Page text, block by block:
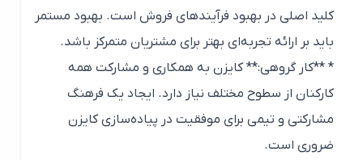
کلید اصلی در بهبود فرآیندهای فروش است. بهبود مستمر
باید بر ارائه تجربه‌ای بهتر برای مشتریان متمرکز باشد.
* **کار گروهی:** کایزن به همکاری و مشارکت همه
کارکنان از سطوح مختلف نیاز دارد. ایجاد یک فرهنگ
مشارکتی و تیمی برای موفقیت در پیاده‌سازی کایزن
ضروری است.